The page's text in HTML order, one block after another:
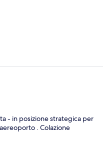
- in posizione strategica per
. Colazione